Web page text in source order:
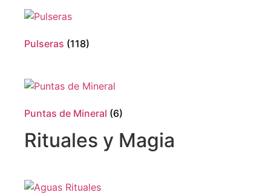
Pulseras (118)
Puntas de Mineral (6)
Rituales y Magia